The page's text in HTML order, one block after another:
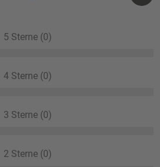
5 Sterne (0)
4 Sterne (0)
3 Sterne (0)
2 Sterne (0)